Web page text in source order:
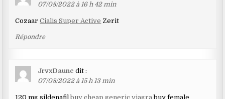
07/08/2022 à 16 h 42 min
CozaarCialis Super Active Zerit
Répondre
JrvxDaunc dit :
07/08/2022 à 15 h 13 min
120 mg sildenafilbuy cheap generic viagrabuy female